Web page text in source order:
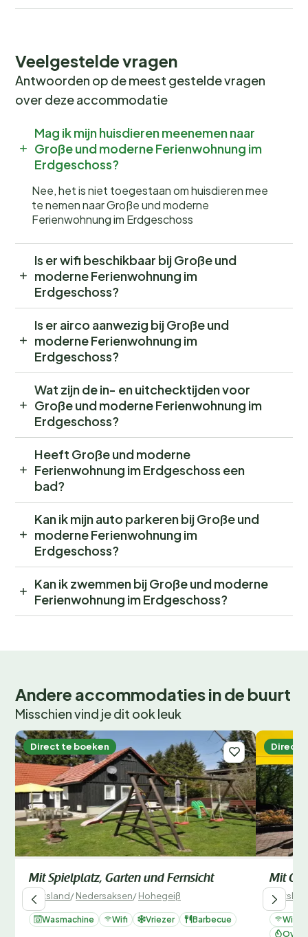
skischool: 400 m - afstand tot langlaufloipe: 100 m -
bergbaan: 11,0 km
Type gebouw: meergezinshuis. perceeloppervlakte:
2650m². huiseigenaar woont op het perceel.
Veelgestelde vragen
Antwoorden op de meest gestelde vragen
over deze accommodatie
Mag ik mijn huisdieren meenemen naar
Große und moderne Ferienwohnung im
Erdgeschoss?
Nee, het is niet toegestaan om huisdieren mee
te nemen naar Große und moderne
Ferienwohnung im Erdgeschoss
Is er wifi beschikbaar bij Große und
moderne Ferienwohnung im
Erdgeschoss?
Is er airco aanwezig bij Große und
moderne Ferienwohnung im
Erdgeschoss?
Wat zijn de in- en uitchecktijden voor
Große und moderne Ferienwohnung im
Erdgeschoss?
Heeft Große und moderne
Ferienwohnung im Erdgeschoss een
bad?
Kan ik mijn auto parkeren bij Große und
moderne Ferienwohnung im
Erdgeschoss?
Kan ik zwemmen bij Große und moderne
Ferienwohnung im Erdgeschoss?
Andere accommodaties in de buurt
Misschien vind je dit ook leuk
Direct te boeken
Mit Spielplatz, Garten und Fernsicht
Duitsland/Nedersaksen/Hohegeiß
Wasmachine Wifi Vriezer Barbecue
Direct
Mit
Wifi
Oven